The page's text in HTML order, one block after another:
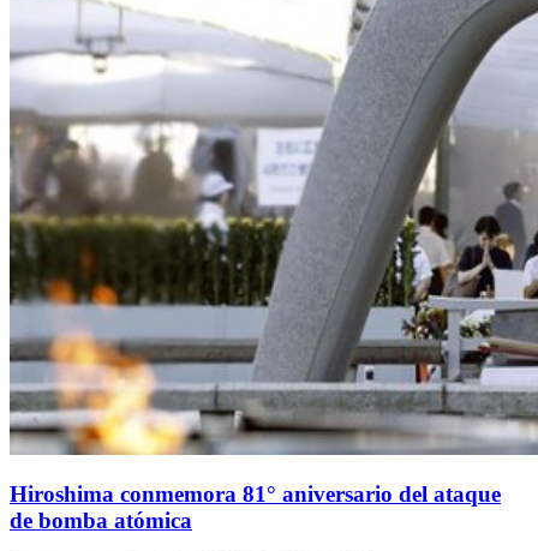
Hiroshima conmemora 81° aniversario del ataque
de bomba atómica